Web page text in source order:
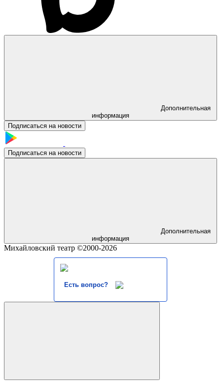
Дополнительная
информация
Подписаться на новости
Подписаться на новости
Дополнительная
информация
Михайловский театр ©2000-2026
Есть вопрос?